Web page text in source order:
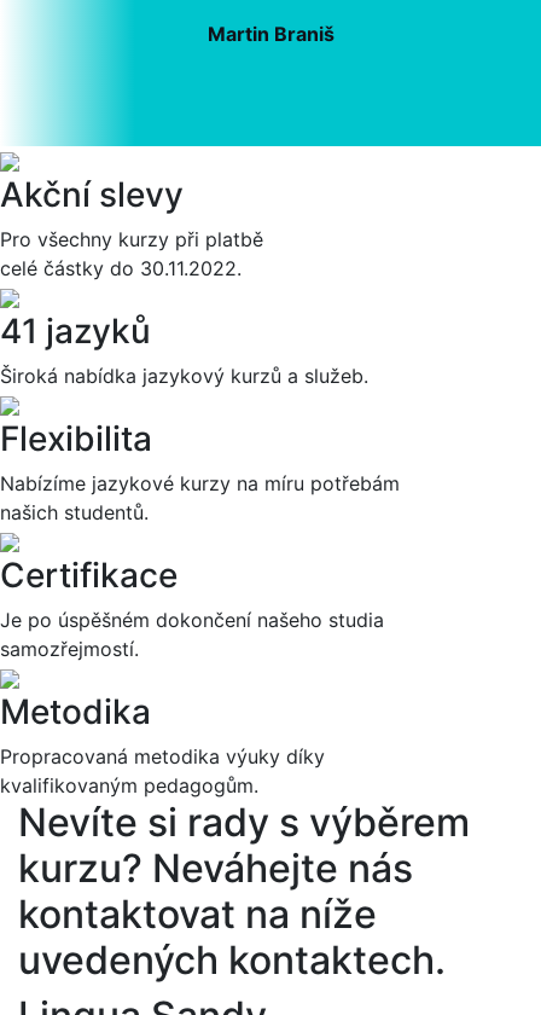
Martin Braniš
Akční slevy
Pro všechny kurzy při platbě
celé částky do 30.11.2022.
41 jazyků
Široká nabídka jazykový kurzů a služeb.
Flexibilita
Nabízíme jazykové kurzy na míru potřebám
našich studentů.
Certifikace
Je po úspěšném dokončení našeho studia
samozřejmostí.
Metodika
Propracovaná metodika výuky díky
kvalifikovaným pedagogům.
Nevíte si rady s výběrem
kurzu? Neváhejte nás
kontaktovat na níže
uvedených kontaktech.